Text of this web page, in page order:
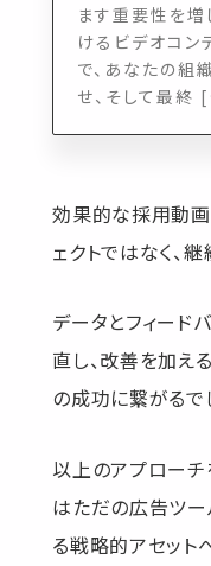
ます重要性を増
けるビデオコン
で、あなたの組
せ、そして最
効果的な採用動画
ェクトではなく、
データとフィード
直し、改善を加え
の成功に繋がるで
以上のアプローチ
はただの広告ツー
る戦略的アセット